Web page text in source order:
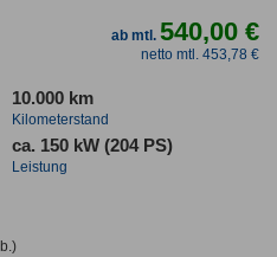
ab mtl.540,00 €
netto mtl. 453,78 €
10.000 km
Kilometerstand
ca. 150 kW (204 PS)
Leistung